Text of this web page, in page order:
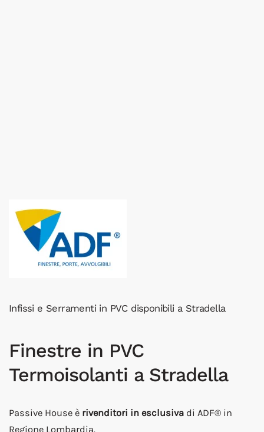
Infissi e Serramenti in PVC disponibili a Stradella
Finestre in PVC
Termoisolanti a Stradella
Passive House è rivenditori in esclusiva di ADF® in
Regione Lombardia.